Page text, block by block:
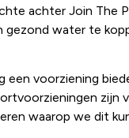
achter Join The
water te
voorziening
zijn
waarop we dit